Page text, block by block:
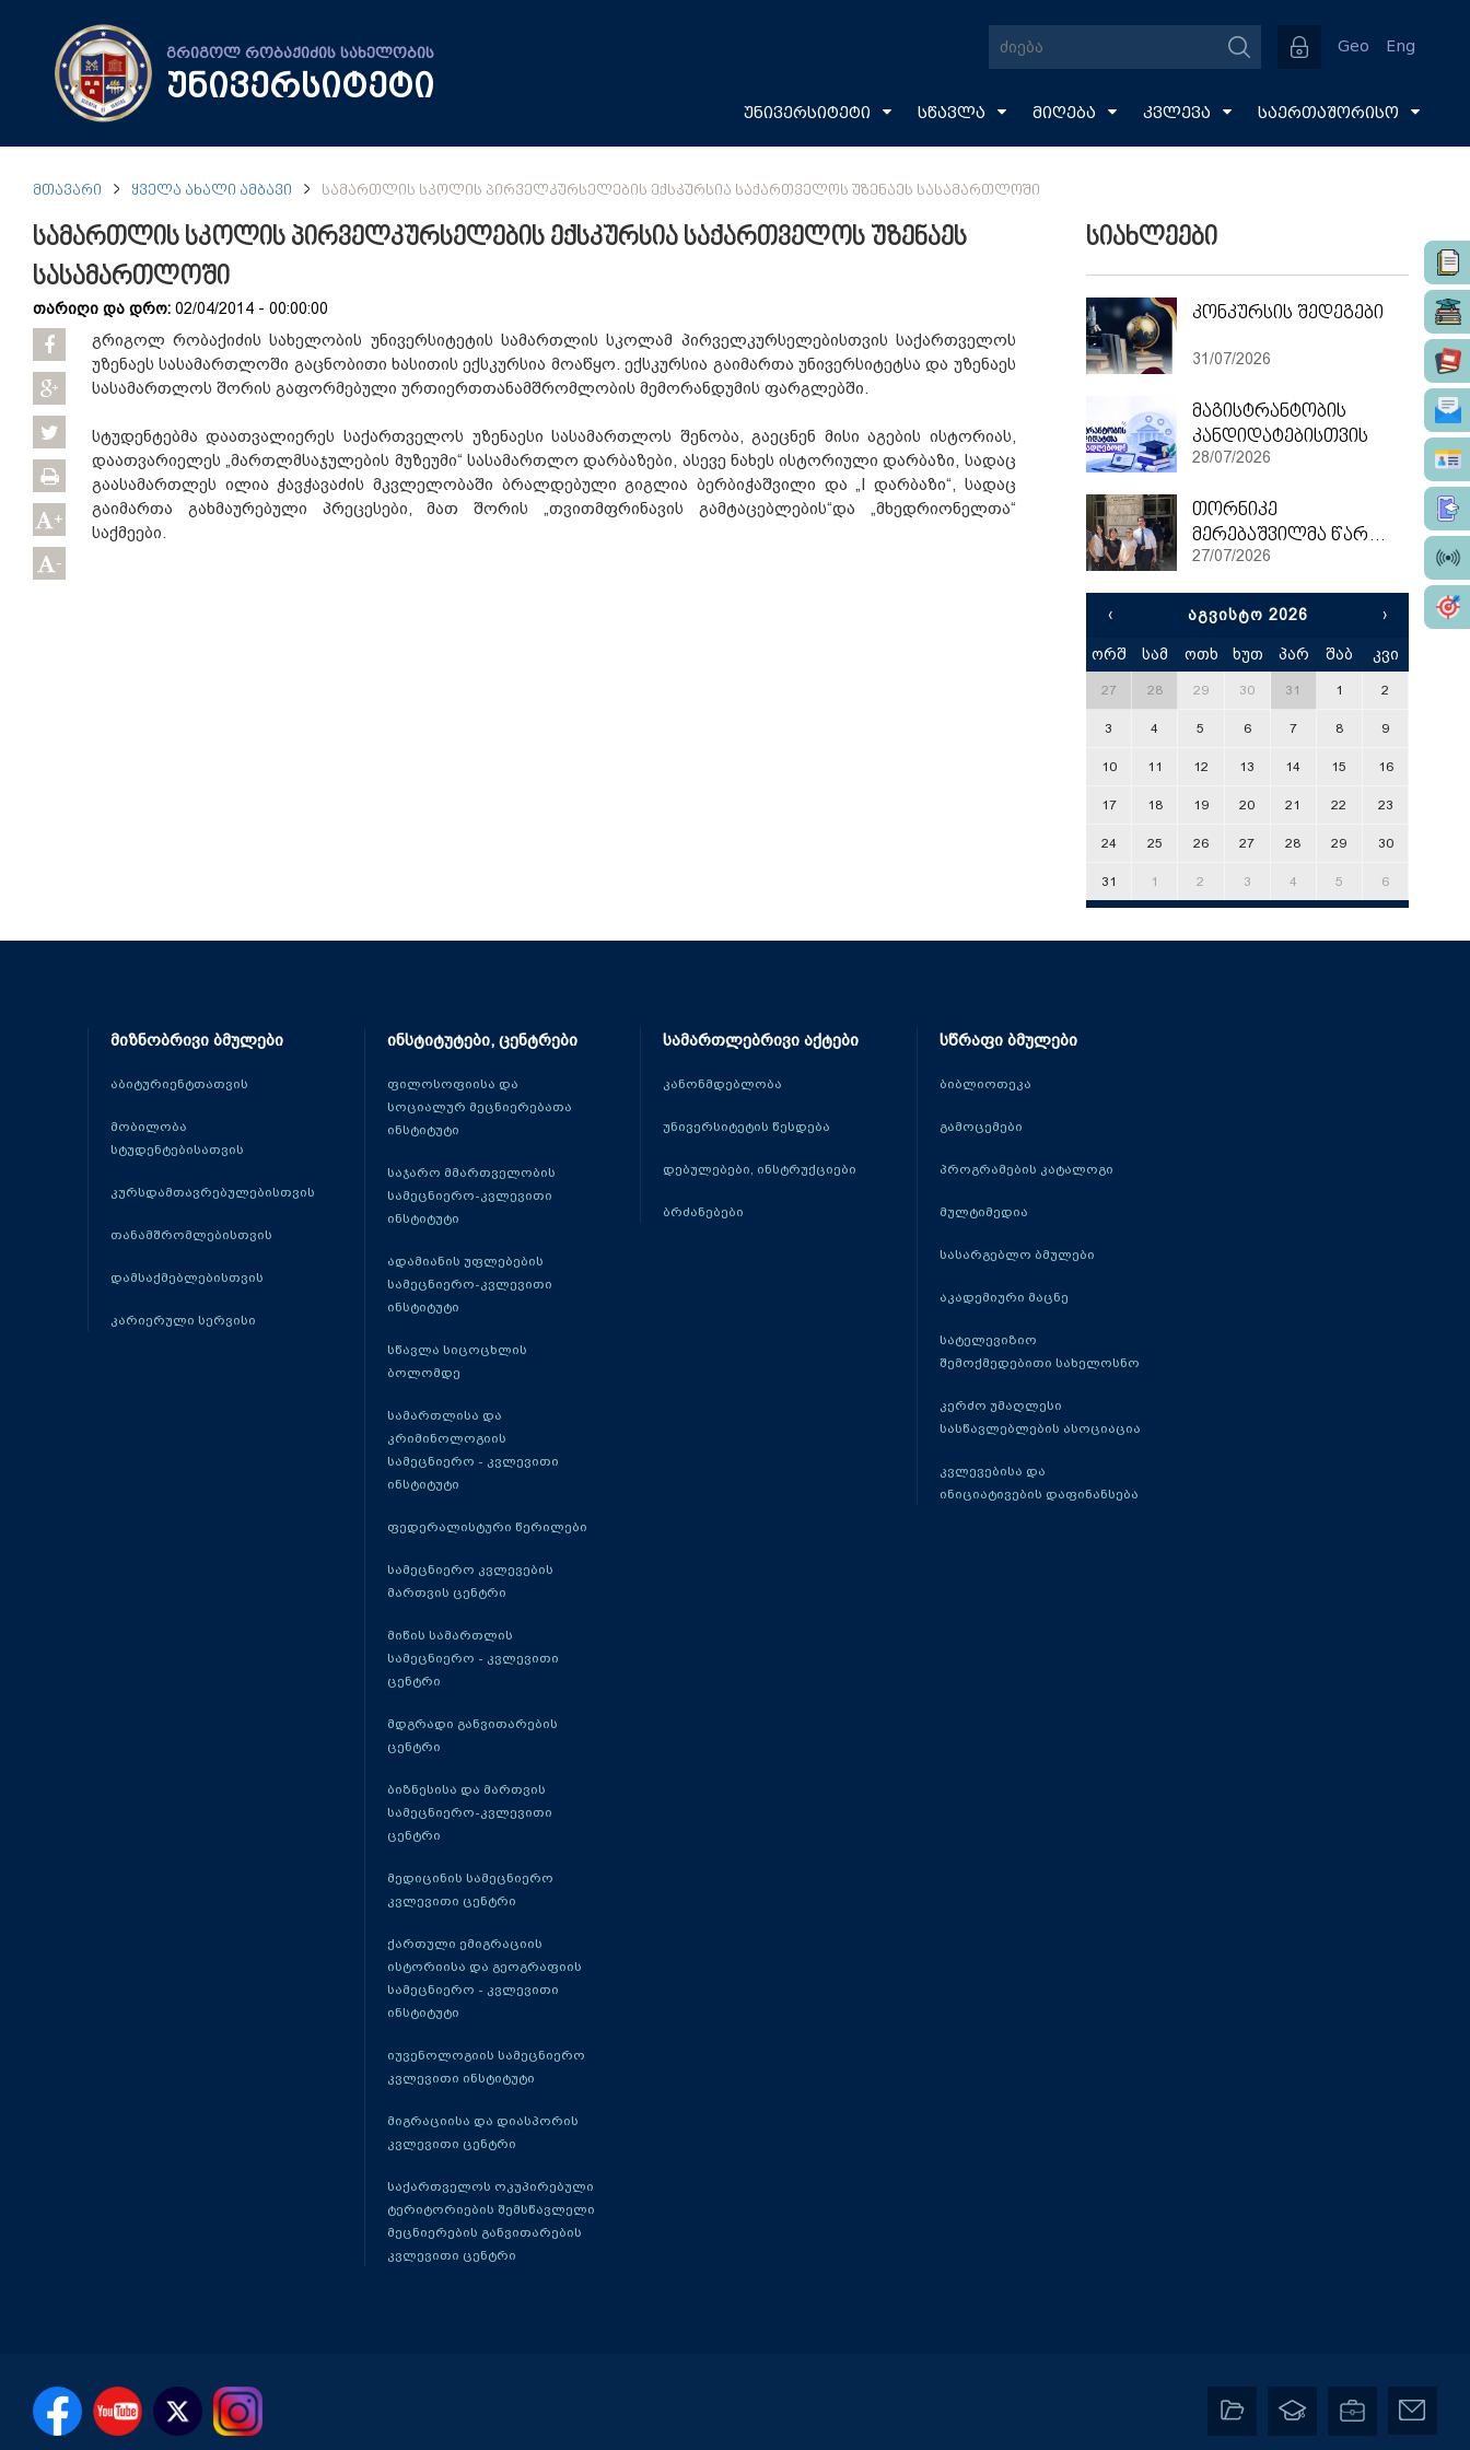
გრიგოლ რობაქიძის სახელობის
უნივერსიტეტი
Geo Eng
უნივერსიტეტი სწავლა მიღება კვლევა საერთაშორისო
ᲛᲗᲐᲕᲐᲠᲘ ᲧᲕᲔᲚᲐ ᲐᲮᲐᲚᲘ ᲐᲛᲑᲐᲕᲘ ᲡᲐᲛᲐᲠᲗᲚᲘᲡ ᲡᲙᲝᲚᲘᲡ ᲞᲘᲠᲕᲔᲚᲙᲣᲠᲡᲔᲚᲔᲑᲘᲡ ᲔᲥᲡᲙᲣᲠᲡᲘᲐ ᲡᲐᲥᲐᲠᲗᲕᲔᲚᲝᲡ ᲣᲖᲔᲜᲐᲔᲡ ᲡᲐᲡᲐᲛᲐᲠᲗᲚᲝᲨᲘ
სამართლის სკოლის პირველკურსელების ექსკურსია საქართველოს უზენაეს
სასამართლოში
თარიღი და დრო: 02/04/2014 - 00:00:00
+
-
გრიგოლ რობაქიძის სახელობის უნივერსიტეტის სამართლის სკოლამ პირველკურსელებისთვის საქართველოს
უზენაეს სასამართლოში გაცნობითი ხასითის ექსკურსია მოაწყო. ექსკურსია გაიმართა უნივერსიტეტსა და უზენაეს
სასამართლოს შორის გაფორმებული ურთიერთთანამშრომლობის მემორანდუმის ფარგლებში.
სტუდენტებმა დაათვალიერეს საქართველოს უზენაესი სასამართლოს შენობა, გაეცნენ მისი აგების ისტორიას,
დაათვარიელეს „მართლმსაჯულების მუზეუმი“ სასამართლო დარბაზები, ასევე ნახეს ისტორიული დარბაზი, სადაც
გაასამართლეს ილია ჭავჭავაძის მკვლელობაში ბრალდებული გიგლია ბერბიჭაშვილი და „I დარბაზი“, სადაც
გაიმართა გახმაურებული პრეცესები, მათ შორის „თვითმფრინავის გამტაცებლების“და „მხედრიონელთა“
საქმეები.
სიახლეები
კონკურსის შედეგები
31/07/2026
მაგისტრანტობის
კანდიდატებისთვის
28/07/2026
თორნიკე
მერებაშვილმა წარჩინებით დაასრულა ეტვოშ ლორანის უნივერსიტეტის სამაგისტრო პროგრამა
27/07/2026
‹ ᲐᲒᲕᲘᲡᲢᲝ 2026 ›
ორშ სამ ოთხ ხუთ პარ შაბ კვი
27 28 29 30 31 1 2
3 4 5 6 7 8 9
10 11 12 13 14 15 16
17 18 19 20 21 22 23
24 25 26 27 28 29 30
31 1 2 3 4 5 6
მიზნობრივი ბმულები
აბიტურიენტთათვის
მობილობა
სტუდენტებისათვის
კურსდამთავრებულებისთვის
თანამშრომლებისთვის
დამსაქმებლებისთვის
კარიერული სერვისი
ინსტიტუტები, ცენტრები
ფილოსოფიისა და
სოციალურ მეცნიერებათა
ინსტიტუტი
საჯარო მმართველობის
სამეცნიერო-კვლევითი
ინსტიტუტი
ადამიანის უფლებების
სამეცნიერო-კვლევითი
ინსტიტუტი
სწავლა სიცოცხლის
ბოლომდე
სამართლისა და
კრიმინოლოგიის
სამეცნიერო - კვლევითი
ინსტიტუტი
ფედერალისტური წერილები
სამეცნიერო კვლევების
მართვის ცენტრი
მიწის სამართლის
სამეცნიერო - კვლევითი
ცენტრი
მდგრადი განვითარების
ცენტრი
ბიზნესისა და მართვის
სამეცნიერო-კვლევითი
ცენტრი
მედიცინის სამეცნიერო
კვლევითი ცენტრი
ქართული ემიგრაციის
ისტორიისა და გეოგრაფიის
სამეცნიერო - კვლევითი
ინსტიტუტი
იუვენოლოგიის სამეცნიერო
კვლევითი ინსტიტუტი
მიგრაციისა და დიასპორის
კვლევითი ცენტრი
საქართველოს ოკუპირებული
ტერიტორიების შემსწავლელი
მეცნიერების განვითარების
კვლევითი ცენტრი
სამართლებრივი აქტები
კანონმდებლობა
უნივერსიტეტის წესდება
დებულებები, ინსტრუქციები
ბრძანებები
სწრაფი ბმულები
ბიბლიოთეკა
გამოცემები
პროგრამების კატალოგი
მულტიმედია
სასარგებლო ბმულები
აკადემიური მაცნე
სატელევიზიო
შემოქმედებითი სახელოსნო
კერძო უმაღლესი
სასწავლებლების ასოციაცია
კვლევებისა და
ინიციატივების დაფინანსება